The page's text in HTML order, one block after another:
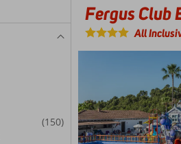
(150)
Fergus Club
All